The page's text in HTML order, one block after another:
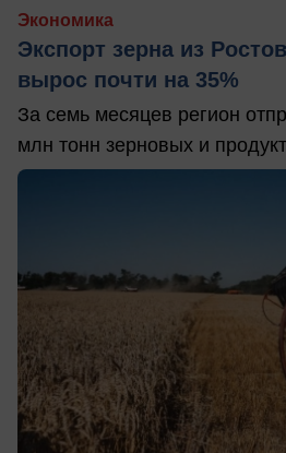
Экономика
Экспорт зерна из
вырос почти на 35%
За семь месяцев регион
млн тонн зерновых и